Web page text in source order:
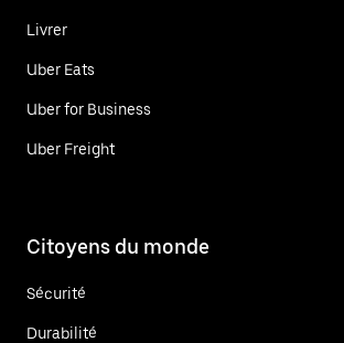
Livrer
Uber Eats
Uber for Business
Uber Freight
Citoyens du monde
Sécurité
Durabilité